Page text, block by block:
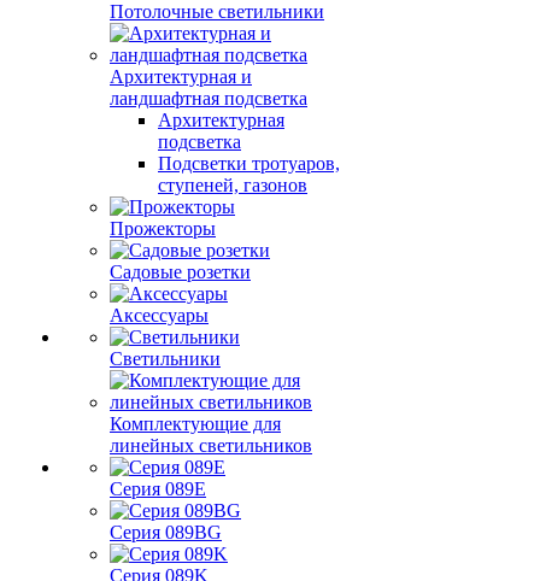
Потолочные светильники
Архитектурная и
ландшафтная подсветка
Архитектурная
подсветка
Подсветки тротуаров,
ступеней, газонов
Прожекторы
Садовые розетки
Аксессуары
Светильники
Комплектующие для
линейных светильников
Серия 089E
Серия 089BG
Серия 089K